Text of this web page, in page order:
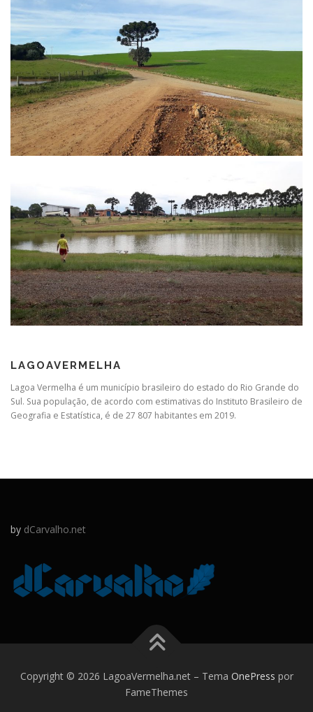
LAGOAVERMELHA
Lagoa Vermelha é um município brasileiro do estado do Rio Grande do
Sul. Sua população, de acordo com estimativas do Instituto Brasileiro de
Geografia e Estatística, é de 27 807 habitantes em 2019.
by dCarvalho.net
Copyright © 2026 LagoaVermelha.net – Tema OnePress por
FameThemes